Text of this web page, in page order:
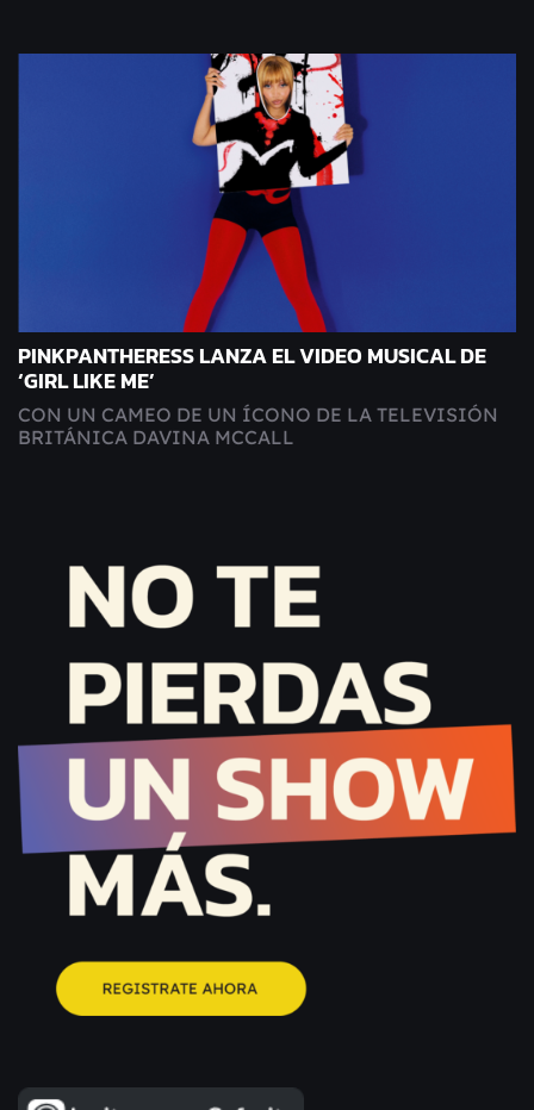
PINKPANTHERESS LANZA EL VIDEO MUSICAL DE
‘GIRL LIKE ME’
CON UN CAMEO DE UN ÍCONO DE LA TELEVISIÓN
BRITÁNICA DAVINA MCCALL